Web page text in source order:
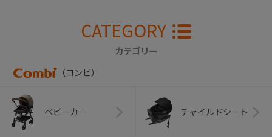
CATEGORY
カテゴリー
（コンビ）
ベビーカー チャイルドシート